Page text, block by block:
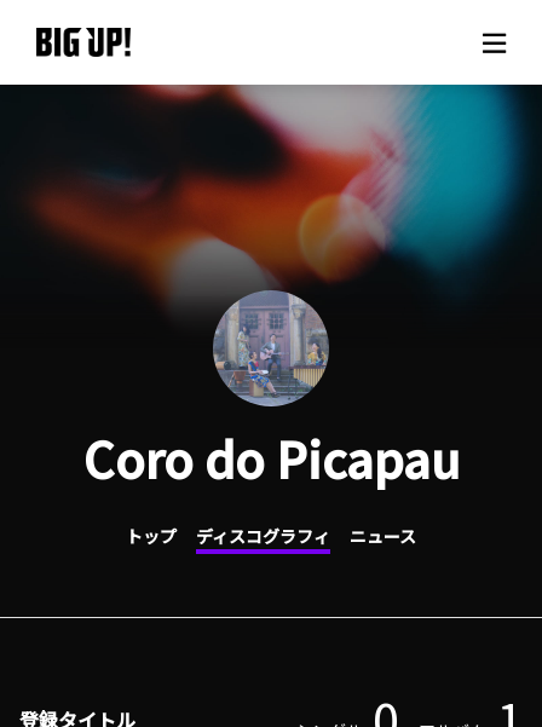
BIG UP!について
ニュース
料金プラン
サポート
ご利用の流れ
よくある質問
Coro do Picapau
トップ ディスコグラフィ ニュース
登録タイトル